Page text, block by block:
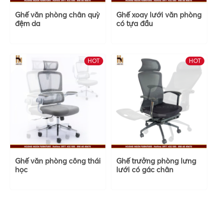
Ghế văn phòng chân quỳ
đệm da
Ghế xoay lưới văn phòng
có tựa đầu
HOT
Ghế văn phòng công thái
học
HOT
Ghế trưởng phòng lưng
lưới có gác chân